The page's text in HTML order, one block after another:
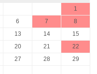
1
6 7
8
13 14
15
20 21
22
27 28
29